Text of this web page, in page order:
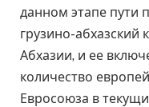
данном этапе пути
грузино-абхазский
Абхазии, и ее
количество
Евросоюза в